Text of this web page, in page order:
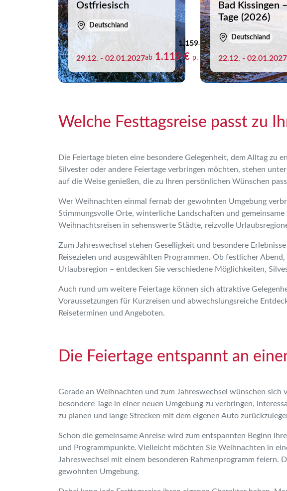
Ostfriesisch
Deutschland
29.12. - 02.01.2027
1.159 €
ab1.119 € p. P.
Bad Kissingen
Tage (2026)
Deutschland
22.12. - 02.01.2027
Welche Festtagsreise passt zu
Die Feiertage bieten eine besondere Gelegenheit, dem Alltag zu
Silvester oder andere Feiertage verbringen möchten, stehen
auf die Weise genießen, die zu Ihren persönlichen Wünschen
Wer Weihnachten einmal fernab der gewohnten Umgebung
Stimmungsvolle Orte, winterliche Landschaften und
Weihnachtsreisen in sehenswerte Städte, reizvolle
Zum Jahreswechsel stehen Geselligkeit und besondere
Reisezielen und ausgewählten Programmen. Ob festlicher
Urlaubsregion – entdecken Sie verschiedene Möglichkeiten,
Auch rund um weitere Feiertage können sich attraktive
Voraussetzungen für Kurzreisen und abwechslungsreiche
Reiseterminen und Angeboten.
Die Feiertage entspannt an
Gerade an Weihnachten und zum Jahreswechsel wünschen
besondere Tage in einer neuen Umgebung zu verbringen,
zu planen und lange Strecken mit dem eigenen Auto
Schon die gemeinsame Anreise wird zum entspannten Beginn
und Programmpunkte. Vielleicht möchten Sie Weihnachten in
Jahreswechsel mit einem besonderen Rahmenprogramm
gewohnten Umgebung.